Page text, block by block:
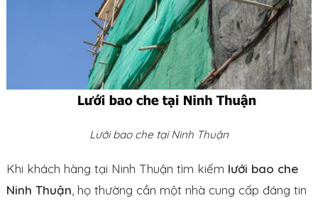
Lưới bao che tại Ninh Thuận
Khi khách hàng tại Ninh Thuận tìm kiếm lưới bao che
Ninh Thuận , họ thường cần một nhà cung cấp đáng tin